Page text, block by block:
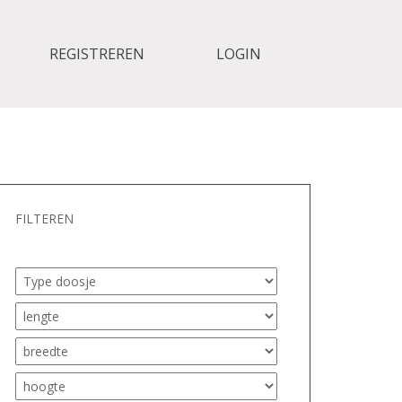
REGISTREREN LOGIN
FILTEREN